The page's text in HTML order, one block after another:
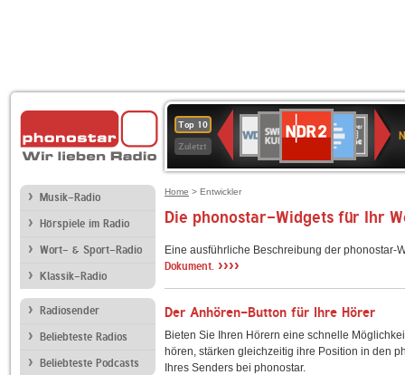
Top 10
Zuletzt
Deutschlandfunk
80er
90er
OLDIE
ANTENNE
SWR3
WDR
4
BR-
KLASSIK
Deutschlandfunk
Kultur
ANTENNE
BAYERN
2
Kultur
2
Musik-Radio
Hörspiele im Radio
Wort- & Sport-Radio
Klassik-Radio
Radiosender
Beliebteste Radios
Beliebteste Podcasts
Home > Entwickler
Die phonostar-Widgets für Ihr
Eine ausführliche Beschreibung der
Dokument. ››››
Der Anhören-Button für Ihre Hörer
Bieten Sie Ihren Hörern eine schnelle
hören, stärken gleichzeitig ihre Position in den
Ihres Senders bei phonostar.